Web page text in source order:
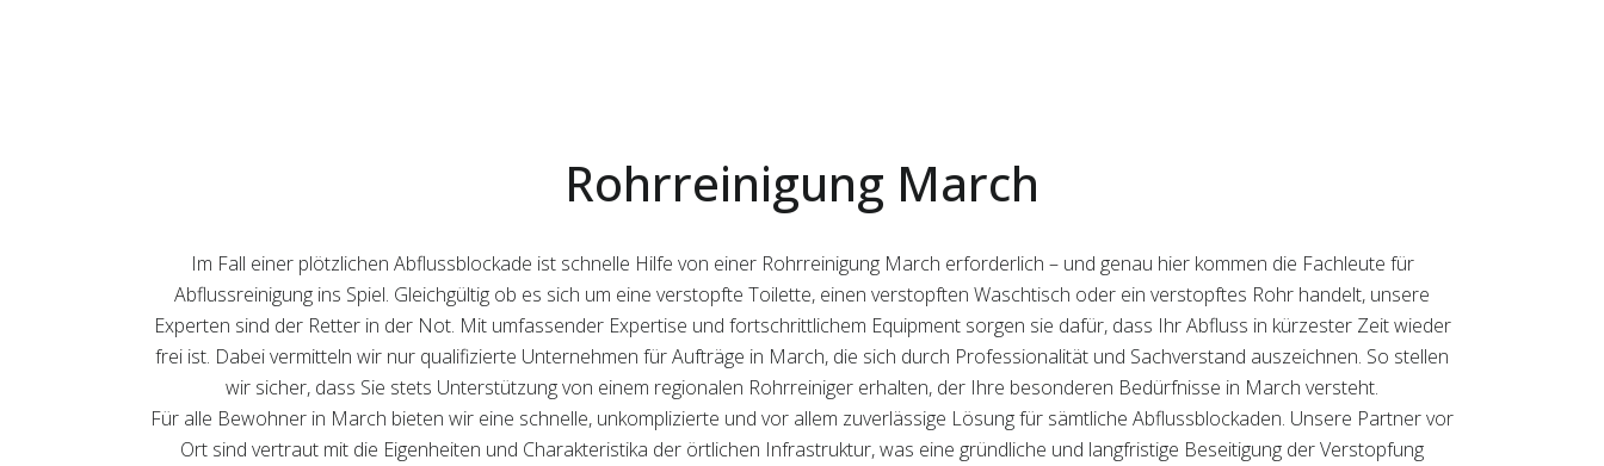
Rohrreinigung March
Im Fall einer plötzlichen Abflussblockade ist schnelle Hilfe von einer Rohrreinigung March erforderlich – und genau hier kommen die Fachleute für
Abflussreinigung ins Spiel. Gleichgültig ob es sich um eine verstopfte Toilette, einen verstopften Waschtisch oder ein verstopftes Rohr handelt, unsere
Experten sind der Retter in der Not. Mit umfassender Expertise und fortschrittlichem Equipment sorgen sie dafür, dass Ihr Abfluss in kürzester Zeit wieder
frei ist. Dabei vermitteln wir nur qualifizierte Unternehmen für Aufträge in March, die sich durch Professionalität und Sachverstand auszeichnen. So stellen
wir sicher, dass Sie stets Unterstützung von einem regionalen Rohrreiniger erhalten, der Ihre besonderen Bedürfnisse in March versteht.
Für alle Bewohner in March bieten wir eine schnelle, unkomplizierte und vor allem zuverlässige Lösung für sämtliche Abflussblockaden. Unsere Partner vor
Ort sind vertraut mit die Eigenheiten und Charakteristika der örtlichen Infrastruktur, was eine gründliche und langfristige Beseitigung der Verstopfung